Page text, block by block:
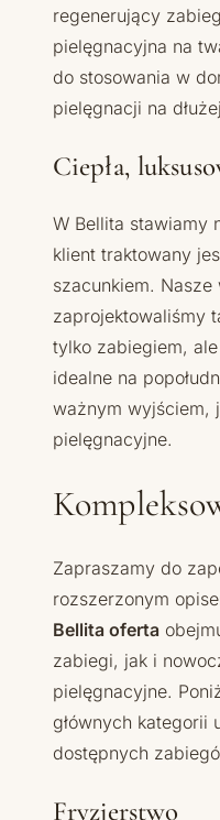
regenerujący
pielęgnacyjna na
do stosowania w
pielęgnacji na
Ciepła,
W Bellita stawiamy
klient traktowany
szacunkiem. Nasze
zaprojektowaliśmy
tylko zabiegiem,
idealne na
ważnym wyjściem,
pielęgnacyjne.
Zapraszamy do
rozszerzonym
Bellita oferta
zabiegi, jak i
pielęgnacyjne.
głównych kategorii
dostępnych
Fryzjerstwo